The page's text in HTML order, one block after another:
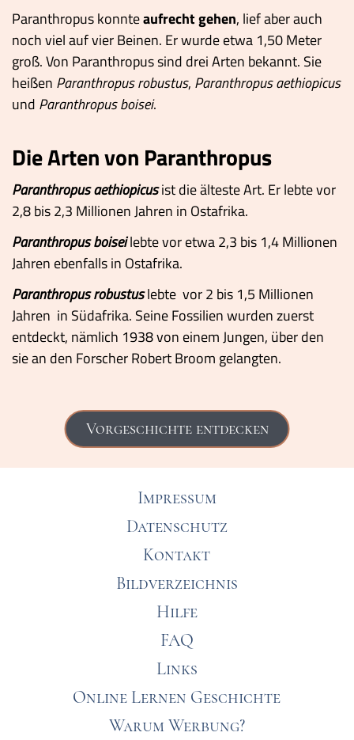
Paranthropus konnteaufrecht gehen, lief aber auch
noch viel auf vier Beinen. Er wurde etwa 1,50 Meter
groß. Von Paranthropus sind drei Arten bekannt. Sie
heißen Paranthropus robustus, Paranthropus aethiopicus
und Paranthropus boisei.
Die Arten von Paranthropus
Paranthropus aethiopicusist die älteste Art. Er lebte vor
2,8 bis 2,3 Millionen Jahren in Ostafrika.
Paranthropus boiseilebte vor etwa 2,3 bis 1,4 Millionen
Jahren ebenfalls in Ostafrika.
Paranthropus robustuslebte vor 2 bis 1,5 Millionen
Jahren in Südafrika. Seine Fossilien wurden zuerst
entdeckt, nämlich 1938 von einem Jungen, über den
sie an den Forscher Robert Broom gelangten.
Vorgeschichte entdecken
Impressum
Datenschutz
Kontakt
Bildverzeichnis
Hilfe
FAQ
Links
Online Lernen Geschichte
Warum Werbung?